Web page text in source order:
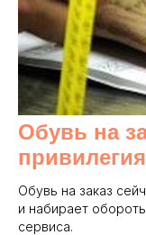
Обувь на
привилегия
Обувь на заказ
и набирает
сервиса.